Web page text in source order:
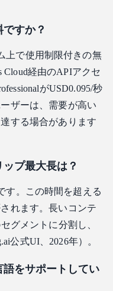
すか？
上で使用制限付きの無
経由のAPIアクセ
がUSD0.095/秒
ザーは、需要が高い
する場合があります
プ最大長は？
す。この時間を超える
れます。長いコンテ
グメントに分割し、
公式UI、2026年）。
をサポートしてい